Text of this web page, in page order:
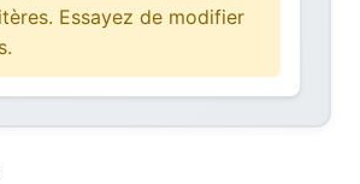
Essayez de modifier